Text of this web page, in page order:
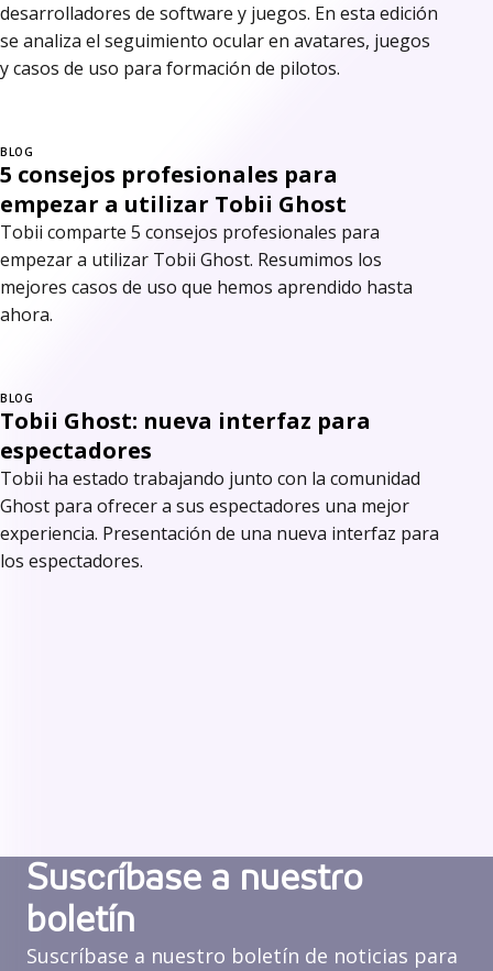
desarrolladores de software y juegos. En esta edición
se analiza el seguimiento ocular en avatares, juegos
y casos de uso para formación de pilotos.
BLOG
5 consejos profesionales para
empezar a utilizar Tobii Ghost
Tobii comparte 5 consejos profesionales para
empezar a utilizar Tobii Ghost. Resumimos los
mejores casos de uso que hemos aprendido hasta
ahora.
BLOG
Tobii Ghost: nueva interfaz para
espectadores
Tobii ha estado trabajando junto con la comunidad
Ghost para ofrecer a sus espectadores una mejor
experiencia. Presentación de una nueva interfaz para
los espectadores.
Suscríbase a nuestro
boletín
Suscríbase a nuestro boletín de noticias para